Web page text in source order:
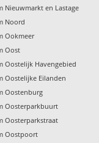
Nieuwmarkt en Lastage
Noord
Ookmeer
Oost
Oostelijk Havengebied
Oostelijke Eilanden
Oostenburg
Oosterparkbuurt
Oosterparkstraat
Oostpoort